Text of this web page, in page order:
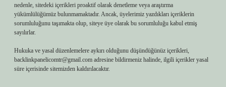
nedenle, sitedeki içerikleri proaktif olarak denetleme veya araştırma
yükümlülüğümüz bulunmamaktadır. Ancak, üyelerimiz yazdıkları içeriklerin
sorumluluğunu taşımakta olup, siteye üye olarak bu sorumluluğu kabul etmiş
sayılırlar.
Hukuka ve yasal düzenlemelere aykırı olduğunu düşündüğünüz içerikleri,
backlinkpanelicomtr@gmail.com adresine bildirmeniz halinde, ilgili içerikler yasal
süre içerisinde sitemizden kaldırılacaktır.